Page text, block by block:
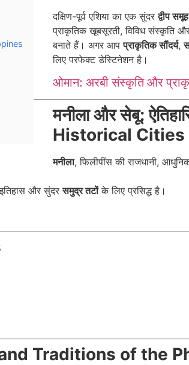
दक्षिण-पूर्व एशिया का एक सुंदरद्वीप समूह
प्राकृतिक खूबसूरती, विविध संस्कृति
बनाते हैं। अगर आपप्राकृतिक सौंदर्य,
लिए परफेक्ट डेस्टिनेशन है।
ओमान: अरबी संस्कृति और
मनीला और सेबू:
Historical Cities
मनीला, फिलीपींस की राजधानी,
इतिहास और सुंदरसमुद्र तटोंके लिए प्रसिद्ध है।
and Traditions of the